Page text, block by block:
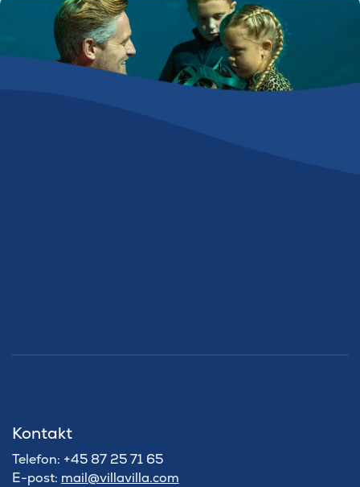
Kontakt
Telefon: +45 87 25 71 65
E-post: mail@villavilla.com